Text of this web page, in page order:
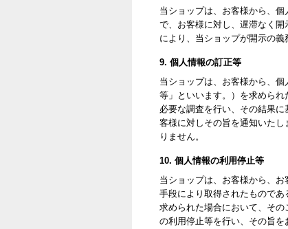
当ショップは、お客様から、
で、お客様に対し、遅滞なく
により、当ショップが開示の義
9. 個人情報の訂正等
当ショップは、お客様から、
等」といいます。）を求めら
必要な調査を行い、その結果
客様に対しその旨を通知いた
りません。
10. 個人情報の利用停止等
当ショップは、お客様から、
手段により取得されたもので
求められた場合において、そ
の利用停止等を行い、その旨を